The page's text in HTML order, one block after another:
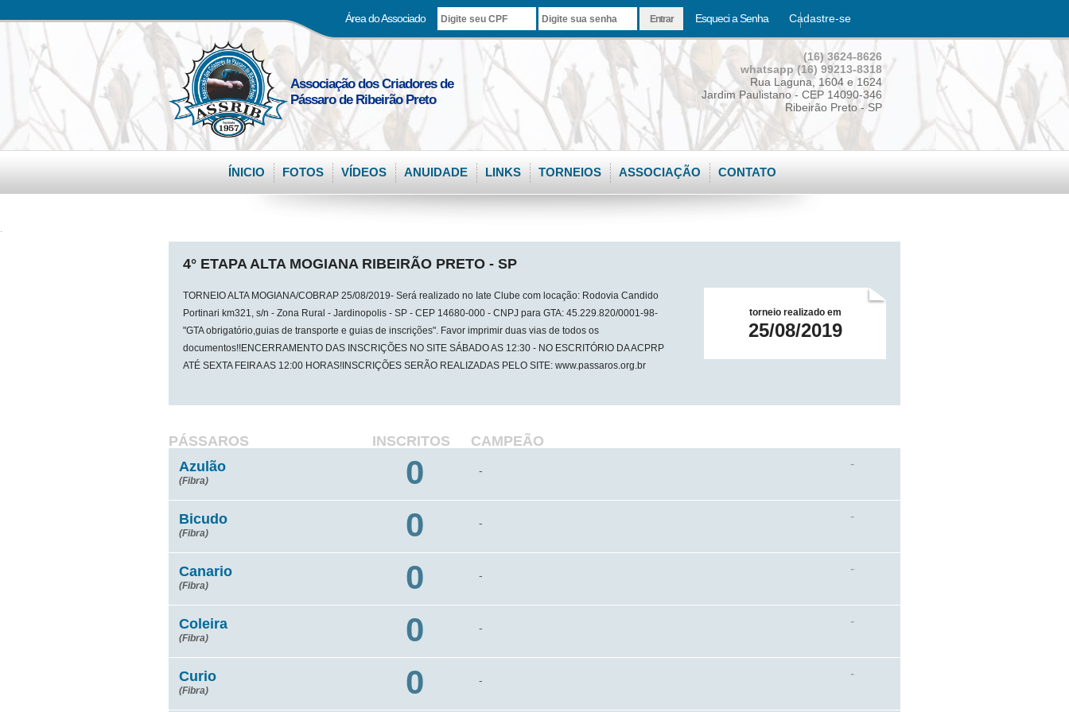
Área do Associado Esqueci a Senha Cadastre-se
Associação dos Criadores de
Pássaro de Ribeirão Preto
(16) 3624-8626
whatsapp (16) 99213-8318
Rua Laguna, 1604 e 1624
Jardim Paulistano - CEP 14090-346
Ribeirão Preto - SP
ÍNICIO FOTOS VÍDEOS ANUIDADE LINKS TORNEIOS ASSOCIAÇÃO CONTATO
4° ETAPA ALTA MOGIANA RIBEIRÃO PRETO - SP
TORNEIO ALTA MOGIANA/COBRAP 25/08/2019- Será realizado no Iate Clube com locação: Rodovia Candido
Portinari km321, s/n - Zona Rural - Jardinopolis - SP - CEP 14680-000 - CNPJ para GTA: 45.229.820/0001-98-
"GTA obrigatório,guias de transporte e guias de inscrições". Favor imprimir duas vias de todos os
documentos!!ENCERRAMENTO DAS INSCRIÇÕES NO SITE SÁBADO AS 12:30 - NO ESCRITÓRIO DA ACPRP
ATÉ SEXTA FEIRA AS 12:00 HORAS!INSCRIÇÕES SERÃO REALIZADAS PELO SITE: www.passaros.org.br
torneio realizado em
25/08/2019
PÁSSAROS INSCRITOS
CAMPEÃO
Azulão
(Fibra) 0 - -
Bicudo
(Fibra) 0 - -
Canario
(Fibra) 0 - -
Coleira
(Fibra) 0 - -
Curio
(Fibra) 0 - -